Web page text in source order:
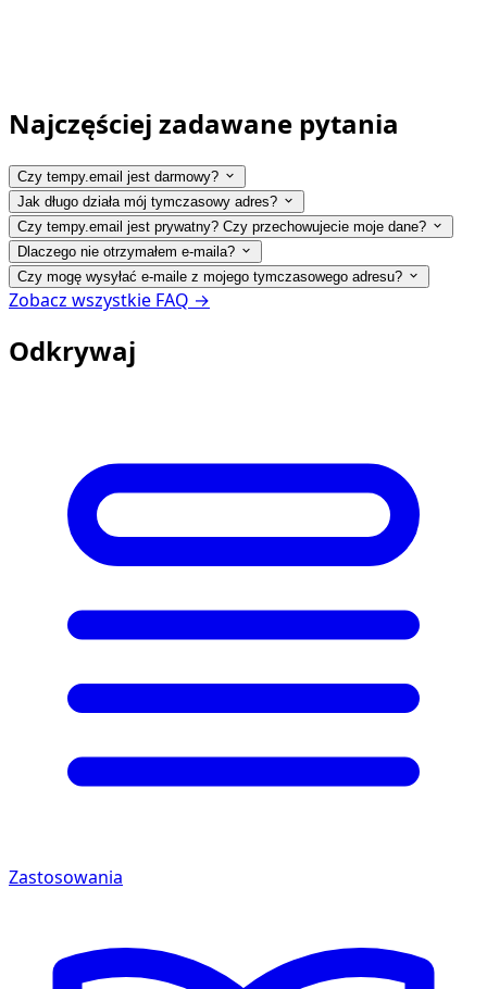
Najczęściej zadawane pytania
Czy tempy.email jest darmowy?
Jak długo działa mój tymczasowy adres?
Czy tempy.email jest prywatny? Czy przechowujecie moje dane?
Dlaczego nie otrzymałem e-maila?
Czy mogę wysyłać e-maile z mojego tymczasowego adresu?
Zobacz wszystkie FAQ →
Odkrywaj
Zastosowania